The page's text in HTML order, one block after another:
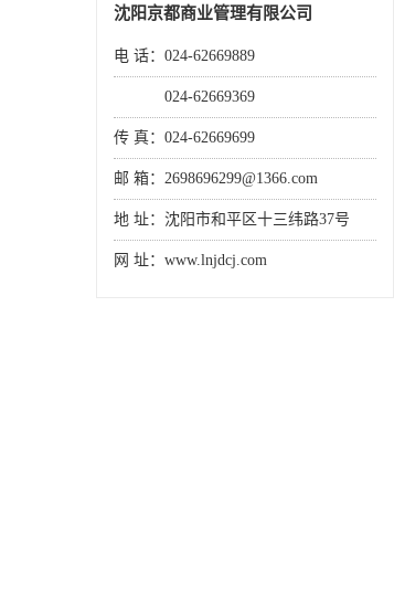
沈阳京都商业管理有限公司
电 话：024-62669889
024-62669369
传 真：024-62669699
邮 箱：2698696299@1366.com
地 址：沈阳市和平区十三纬路37号
网 址：www.lnjdcj.com